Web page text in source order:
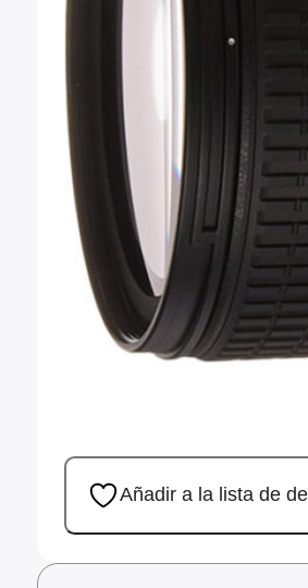
Montura Nikon Z
Montura Fuji X
Montura Fuji G
Montura Micro 4/3
Objetivos Sigma
Objetivos Tamron
Añadir a la lista de